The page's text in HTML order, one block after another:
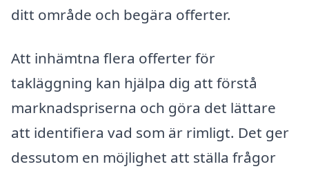
ditt område och begära offerter.
Att inhämtna flera offerter för
takläggning kan hjälpa dig att förstå
marknadspriserna och göra det lättare
att identifiera vad som är rimligt. Det ger
dessutom en möjlighet att ställa frågor